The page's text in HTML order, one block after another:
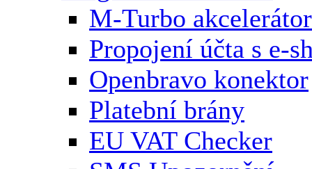
M-Turbo akcelerátor
Propojení účta s e-
Openbravo konektor
Platební brány
EU VAT Checker